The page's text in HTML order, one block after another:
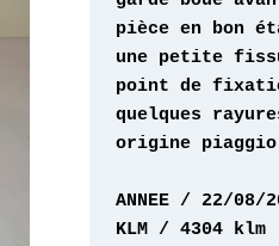
origine piaggio